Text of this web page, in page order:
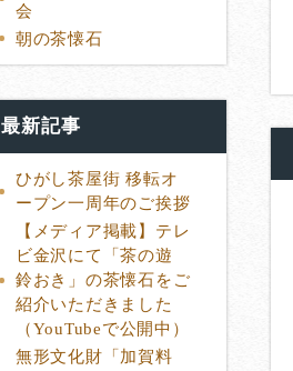
会
朝の茶懐石
最新記事
ひがし茶屋街 移転オ
ープン一周年のご挨拶
【メディア掲載】テレ
ビ金沢にて「茶の遊
鈴おき」の茶懐石をご
紹介いただきました
（YouTubeで公開中）
無形文化財「加賀料